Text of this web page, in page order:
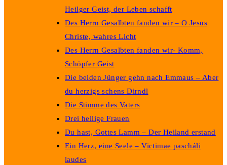
Heilger Geist, der Leben schafft
Des Herrn Gesalbten fanden wir – O Jesus
Christe, wahres Licht
Des Herrn Gesalbten fanden wir- Komm,
Schöpfer Geist
Die beiden Jünger gehn nach Emmaus – Aber
du herzigs schens Dirndl
Die Stimme des Vaters
Drei heilige Frauen
Du hast, Gottes Lamm – Der Heiland erstand
Ein Herz, eine Seele – Victimae pascháli
laudes